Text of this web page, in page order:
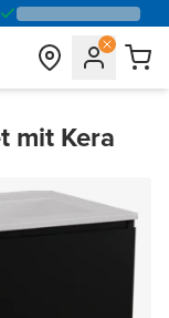
mit Kera